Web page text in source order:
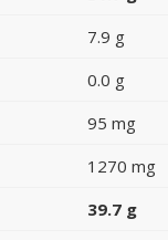
7.9 g
0.0 g
95 mg
1270 mg
39.7 g